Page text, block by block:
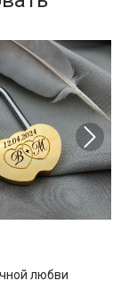
любви